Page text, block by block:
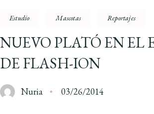
Estudio Mascotas Reportajes
NUEVO PLATÓ EN EL
DE FLASH-ION
Nuria 03/26/2014